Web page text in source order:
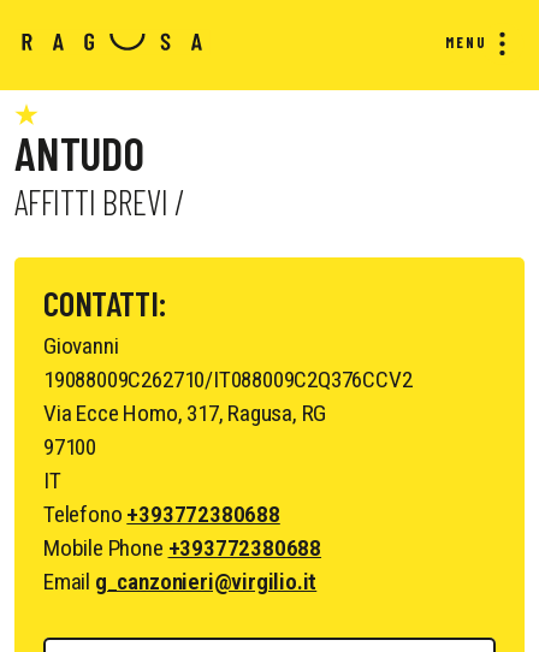
MENU
ANTUDO
AFFITTI BREVI /
CONTATTI:
Giovanni
19088009C262710/IT088009C2Q376CCV2
Via Ecce Homo, 317, Ragusa, RG
97100
IT
Telefono +393772380688
Mobile Phone +393772380688
Email g_canzonieri@virgilio.it